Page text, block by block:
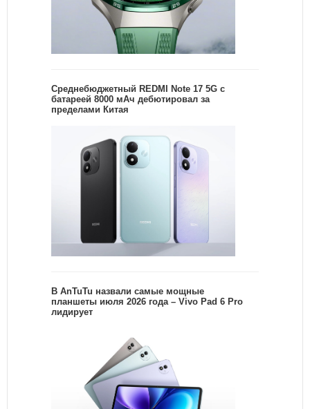
Среднебюджетный REDMI Note 17 5G с
батареей 8000 мАч дебютировал за
пределами Китая
В AnTuTu назвали самые мощные
планшеты июля 2026 года – Vivo Pad 6 Pro
лидирует